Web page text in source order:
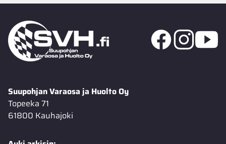
Suupohjan Varaosa ja Huolto Oy
Topeeka 71
61800 Kauhajoki